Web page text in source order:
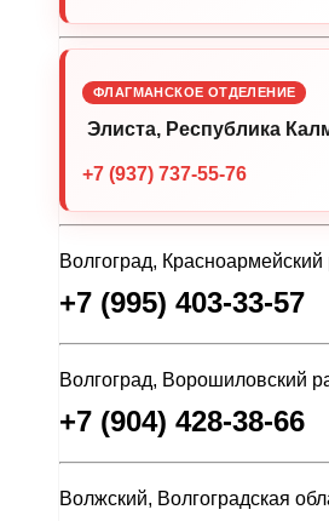
ФЛАГМАНСКОЕ ОТДЕЛЕНИЕ
Элиста, Республика
+7 (937) 737-55-76
Волгоград, Красноармейский
+7 (995) 403-33-57
Волгоград, Ворошиловский
+7 (904) 428-38-66
Волжский, Волгоградская